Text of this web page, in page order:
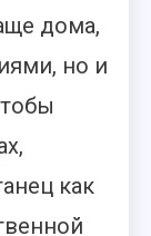
дома,
но и
как